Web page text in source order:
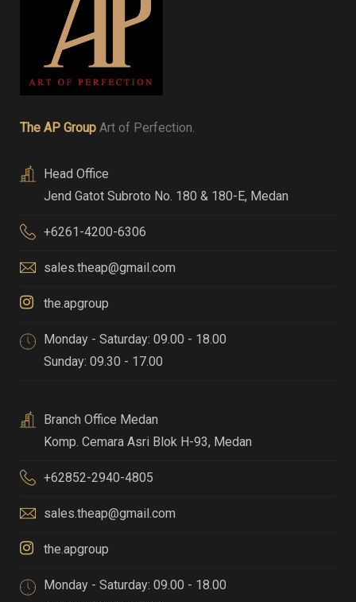
The AP Group Art of Perfection.
Head Office
Jend Gatot Subroto No. 180 & 180-E, Medan
+6261-4200-6306
sales.theap@gmail.com
the.apgroup
Monday - Saturday: 09.00 - 18.00
Sunday: 09.30 - 17.00
Branch Office Medan
Komp. Cemara Asri Blok H-93, Medan
+62852-2940-4805
sales.theap@gmail.com
the.apgroup
Monday - Saturday: 09.00 - 18.00